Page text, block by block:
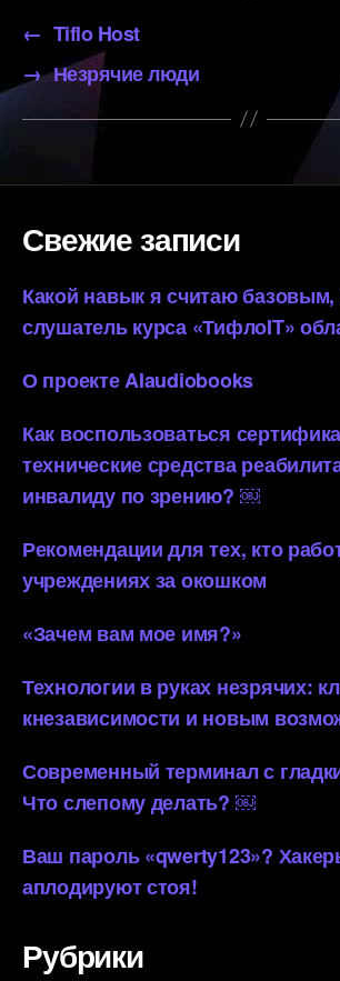
← Tiflo Host
→ Незрячие люди
Свежие записи
Какой навык я считаю
слушатель курса «ТифлоIT»
О проекте AIaudiobooks
Как воспользоваться
технические средства
инвалиду по зрению? ￼
Рекомендации для тех, кто
учреждениях за окошком
«Зачем вам мое имя?»
Технологии в руках незрячих:
кнезависимости и новым
Современный терминал с
Что слепому делать? ￼
Ваш пароль «qwerty123»?
аплодируют стоя!
Рубрики